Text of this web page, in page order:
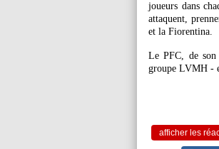
joueurs dans
attaquent,
et la Fiorentina.
Le PFC, de
groupe LVMH -
afficher les